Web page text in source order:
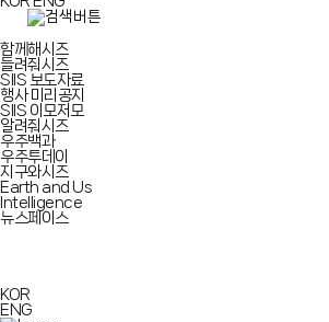
함께해시즈
들려줘시즈
SIIS 보도자료
행사 미리공지
SIIS 이모저모
알려줘시즈
우주백과
우주투데이
지구와시즈
Earth and Us
Intelligence
뉴스페이스
KOR
ENG